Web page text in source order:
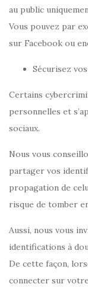
au public
Vous pouvez par
sur Facebook ou
Sécurisez
Certains
personnelles et
sociaux.
Nous vous
partager vos
propagation de
risque de tomber
Aussi, nous vous
identifications à
De cette façon,
connecter sur